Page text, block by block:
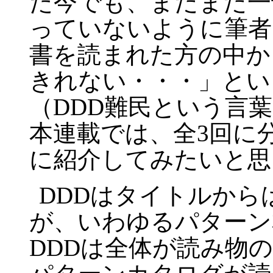
っていないように筆
書を読まれた方の中
きれない・・・」と
（DDD難民という言
本連載では、全3回に
に紹介してみたいと
DDDはタイトルから
が、いわゆるパター
DDDは全体が読み物